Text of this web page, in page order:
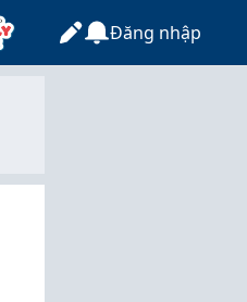
Đăng nhập